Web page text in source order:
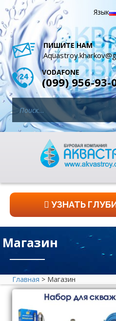
Язык
ПИШИТЕ НАМ
VODAFONE
(099) 956-93-
УЗНАТЬ
Магазин
Главная > Магазин